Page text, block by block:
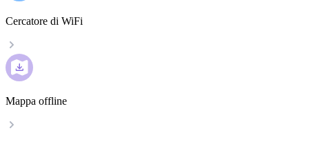
Cercatore di WiFi
Mappa offline